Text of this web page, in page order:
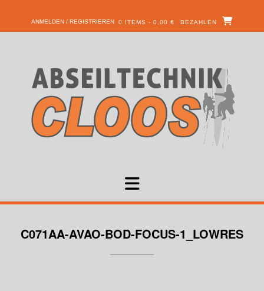
ANMELDEN / REGISTRIEREN 0 ITEMS - 0,00 € BEZAHLEN
C071AA-AVAO-BOD-FOCUS-1_LOWRES